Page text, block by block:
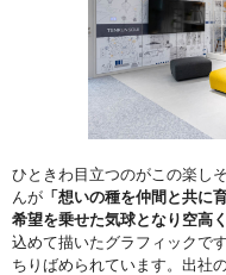
ひときわ目立つのがこの楽し
んが 「想いの種を仲間と共に
希望を乗せた気球となり空高
込めて描いたグラフィックで
ちりばめられています。出社